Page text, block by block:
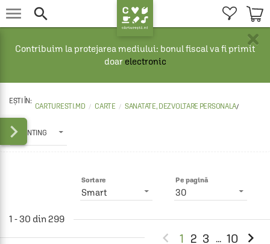
 
×
Contribuim la protejarea mediului: bonul fiscal va fi primit
doar electronic
CARTURESTI.MD CARTE SANATATE, DEZVOLTARE PERSONALA/
PARENTING

Pe pagină
30
Sortare
Smart
1 - 30 din 299
 1 2 3 ... 10 